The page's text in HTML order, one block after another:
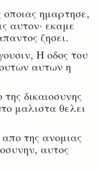
ημαρτησε,
αυτον· εκαμε
ζησει.
Η οδος του
αυτων η
δικαιοσυνης
μαλιστα θελει
της ανομιας
αυτος